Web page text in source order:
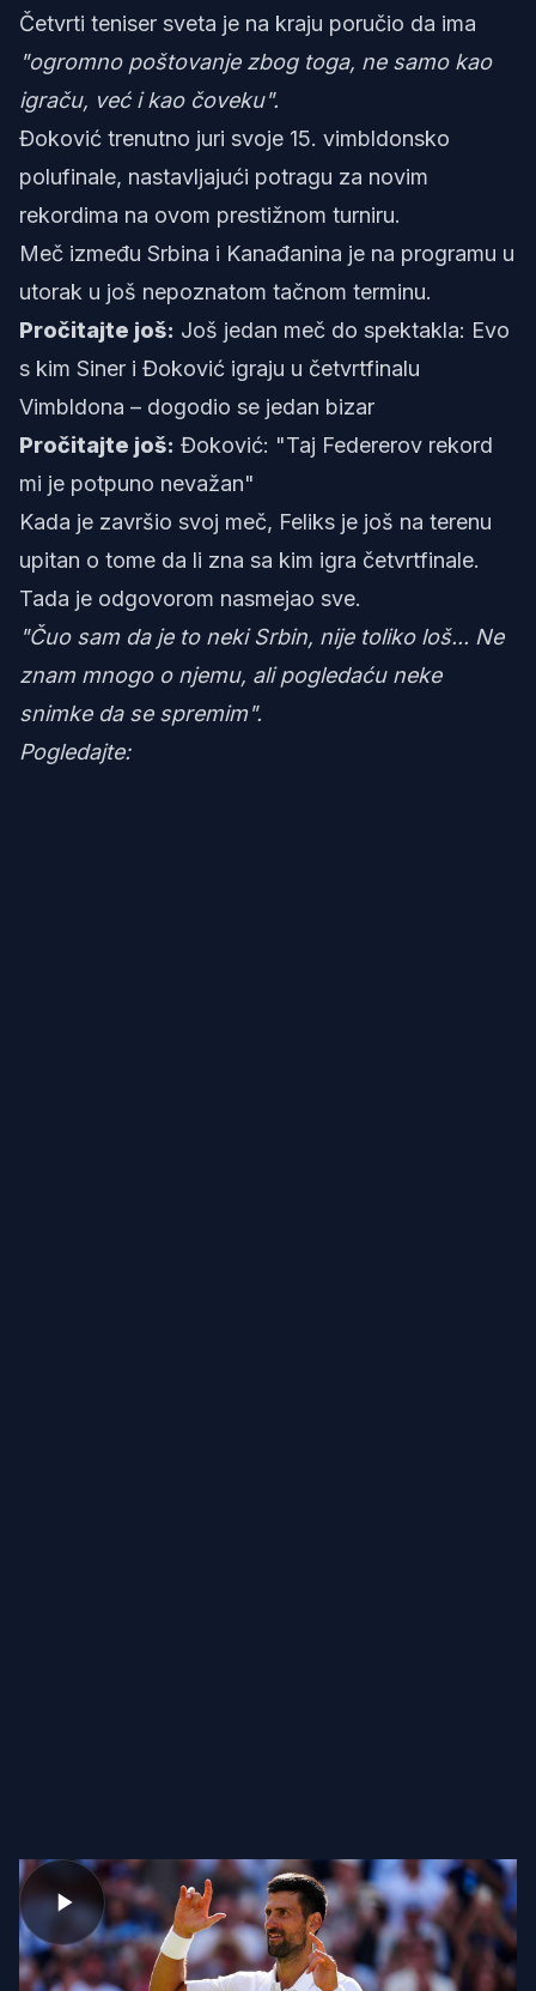
Četvrti teniser sveta je na kraju poručio da ima
"ogromno poštovanje zbog toga, ne samo kao
igraču, već i kao čoveku".
Đoković trenutno juri svoje 15. vimbldonsko
polufinale, nastavljajući potragu za novim
rekordima na ovom prestižnom turniru.
Meč između Srbina i Kanađanina je na programu u
utorak u još nepoznatom tačnom terminu.
Pročitajte još: Još jedan meč do spektakla: Evo
s kim Siner i Đoković igraju u četvrtfinalu
Vimbldona – dogodio se jedan bizar
Pročitajte još: Đoković: "Taj Federerov rekord
mi je potpuno nevažan"
Kada je završio svoj meč, Feliks je još na terenu
upitan o tome da li zna sa kim igra četvrtfinale.
Tada je odgovorom nasmejao sve.
"Čuo sam da je to neki Srbin, nije toliko loš... Ne
znam mnogo o njemu, ali pogledaću neke
snimke da se spremim".
Pogledajte: